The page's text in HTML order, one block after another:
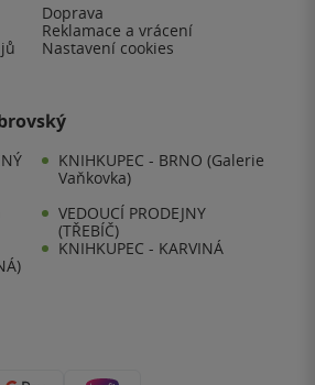
Doprava
Reklamace a vrácení
Nastavení cookies
KNIHKUPEC - BRNO (Galerie
Vaňkovka)
VEDOUCÍ PRODEJNY
(TŘEBÍČ)
KNIHKUPEC - KARVINÁ